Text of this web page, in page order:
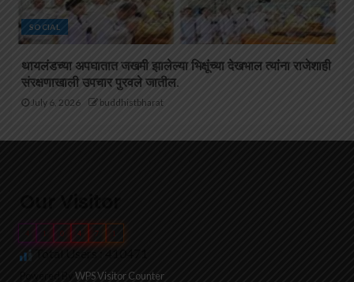
SOCIAL
थायलंडच्या अपघातात जखमी झालेल्या भिक्षूंच्या देखभाल त्यांना राजेशाही
संरक्षणाखाली उपचार पुरवले जातील.
July 6, 2026 buddhistbharat
0 4 7 1
WPS Visitor Counter